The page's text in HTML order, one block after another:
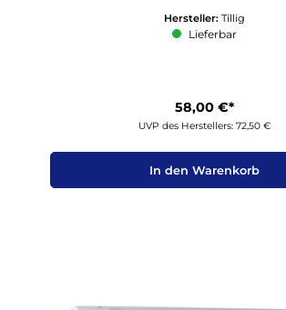
Hersteller: Tillig
Lieferbar
58,00 €*
UVP des Herstellers: 72,50 €
In den Warenkorb